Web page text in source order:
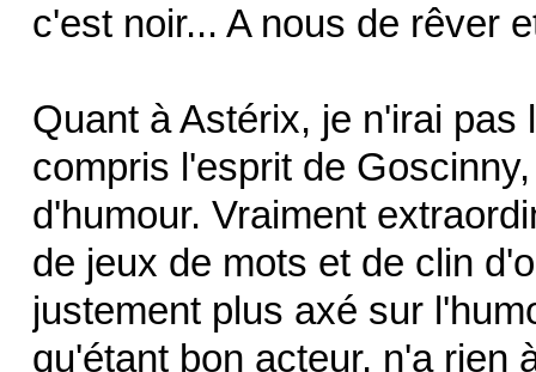
c'est noir... A nous de rêver
Quant à Astérix, je n'irai
compris l'esprit de
d'humour. Vraiment
de jeux de mots et de clin
justement plus axé sur
qu'étant bon acteur, n'a rien